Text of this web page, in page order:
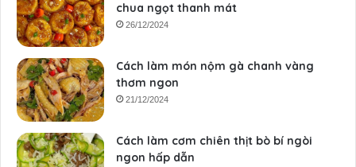
chua ngọt thanh mát
26/12/2024
Cách làm món nộm gà chanh vàng
thơm ngon
21/12/2024
Cách làm cơm chiên thịt bò bí ngòi
ngon hấp dẫn